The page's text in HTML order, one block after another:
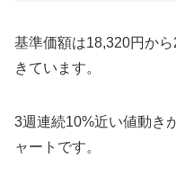
基準価額は18,320円か
きています。
3週連続10%近い値動き
ャートです。